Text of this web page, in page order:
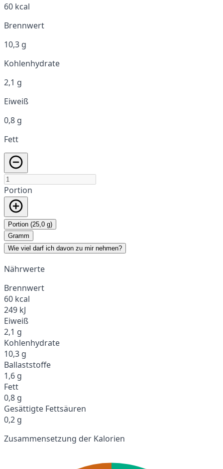
60 kcal
Brennwert
10,3 g
Kohlenhydrate
2,1 g
Eiweiß
0,8 g
Fett
Portion
Portion (25,0 g)
Gramm
Wie viel darf ich davon zu mir nehmen?
Nährwerte
Brennwert
60 kcal
249 kJ
Eiweiß
2,1 g
Kohlenhydrate
10,3 g
Ballaststoffe
1,6 g
Fett
0,8 g
Gesättigte Fettsäuren
0,2 g
Zusammensetzung der Kalorien